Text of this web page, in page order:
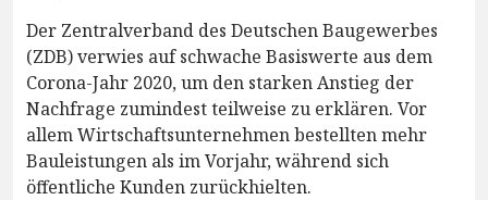
Der Zentralverband des Deutschen Baugewerbes
(ZDB) verwies auf schwache Basiswerte aus dem
Corona-Jahr 2020, um den starken Anstieg der
Nachfrage zumindest teilweise zu erklären. Vor
allem Wirtschaftsunternehmen bestellten mehr
Bauleistungen als im Vorjahr, während sich
öffentliche Kunden zurückhielten.